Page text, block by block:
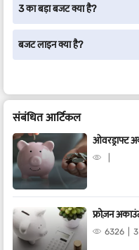
3 का बड़ा बजट क्या है?
बजट लाइन क्या है?
संबंधित आर्टिकल
ओवरड्राफ्ट
फ्रोज़न
6326 3